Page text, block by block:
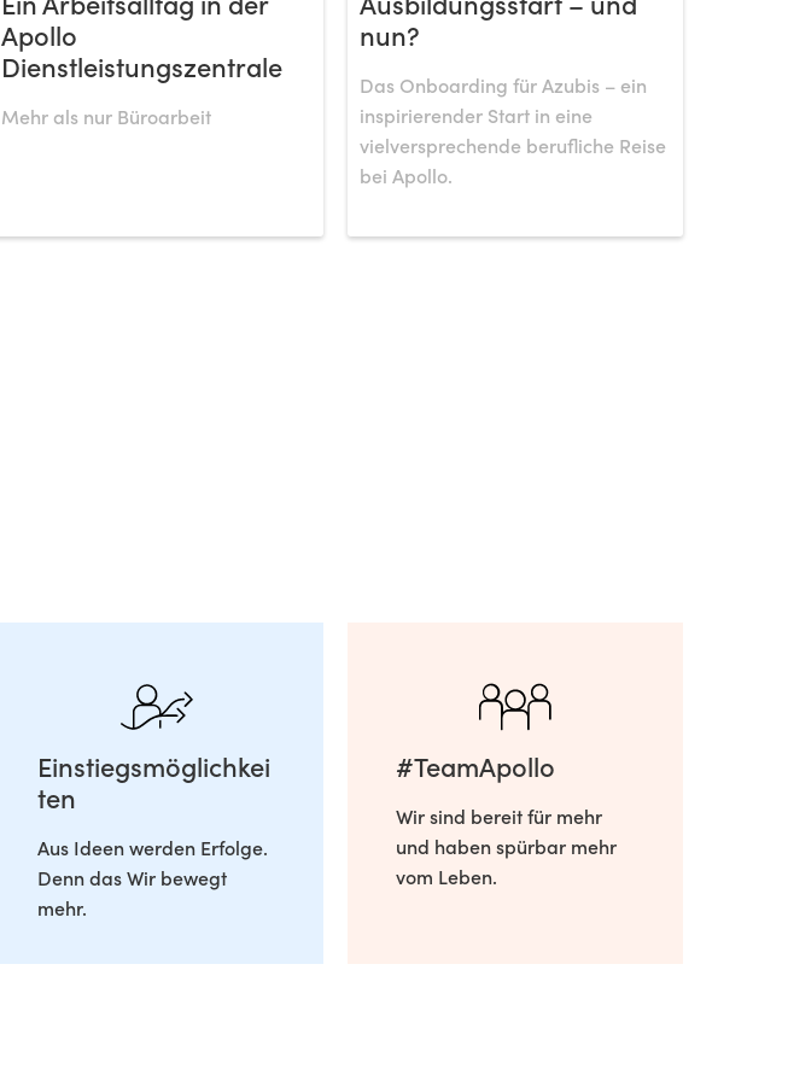
Ein Arbeitsalltag in der
Apollo
Dienstleistungszentrale
Mehr als nur Büroarbeit
Ausbildungsstart – und
nun?
Das Onboarding für Azubis – ein
inspirierender Start in eine
vielversprechende berufliche Reise
bei Apollo.
Einstiegsmöglichkei
ten
Aus Ideen werden Erfolge.
Denn das Wir bewegt
mehr.
#TeamApollo
Wir sind bereit für mehr
und haben spürbar mehr
vom Leben.